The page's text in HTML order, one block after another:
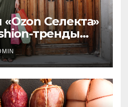
Селекта»
тренды